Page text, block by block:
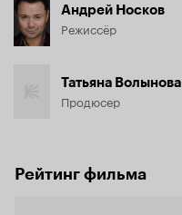
Андрей Носков
Режиссёр
Татьяна Волынова
Продюсер
Рейтинг фильма